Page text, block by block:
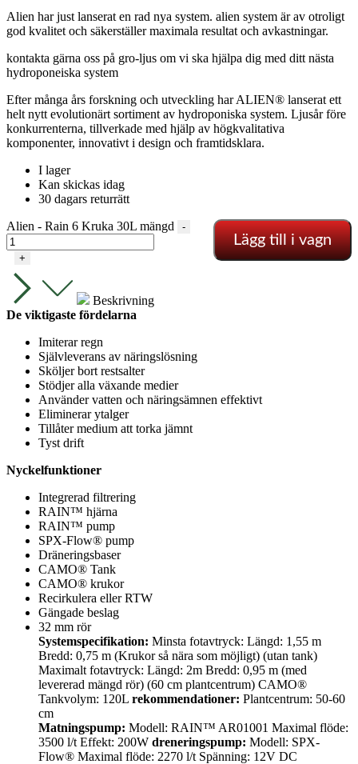
Alien har just lanserat en rad nya system. alien system är av otroligt
god kvalitet och säkerställer maximala resultat och avkastningar.
kontakta gärna oss på gro-ljus om vi ska hjälpa dig med ditt nästa
hydroponeiska system
Efter många års forskning och utveckling har ALIEN® lanserat ett
helt nytt evolutionärt sortiment av hydroponiska system. Ljusår före
konkurrenterna, tillverkade med hjälp av högkvalitativa
komponenter, innovativt i design och framtidsklara.
I lager
Kan skickas idag
30 dagars returrätt
Alien - Rain 6 Kruka 30L mängd
-
+
Lägg till i vagn
Beskrivning
De viktigaste fördelarna
Imiterar regn
Självleverans av näringslösning
Sköljer bort restsalter
Stödjer alla växande medier
Använder vatten och näringsämnen effektivt
Eliminerar ytalger
Tillåter medium att torka jämnt
Tyst drift
Nyckelfunktioner
Integrerad filtrering
RAIN™ hjärna
RAIN™ pump
SPX-Flow® pump
Dräneringsbaser
CAMO® Tank
CAMO® krukor
Recirkulera eller RTW
Gängade beslag
32 mm rör
Systemspecifikation: Minsta fotavtryck: Längd: 1,55 m
Bredd: 0,75 m (Krukor så nära som möjligt) (utan tank)
Maximalt fotavtryck: Längd: 2m Bredd: 0,95 m (med
levererad mängd rör) (60 cm plantcentrum) CAMO®
Tankvolym: 120L rekommendationer: Plantcentrum: 50-60
cm
Matningspump: Modell: RAIN™ AR01001 Maximal flöde:
3500 l/t Effekt: 200W dreneringspump: Modell: SPX-
Flow® Maximal flöde: 2270 l/t Spänning: 12V DC